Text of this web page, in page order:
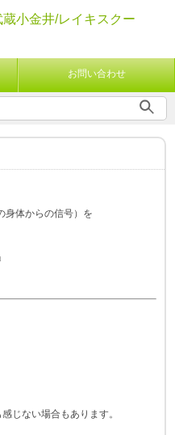
小金井/レイキスクー
お問い合わせ
身体からの信号）を
じない場合もあります。